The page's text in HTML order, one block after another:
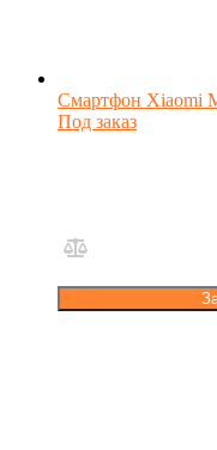
Смартфон Xiaomi
Под заказ